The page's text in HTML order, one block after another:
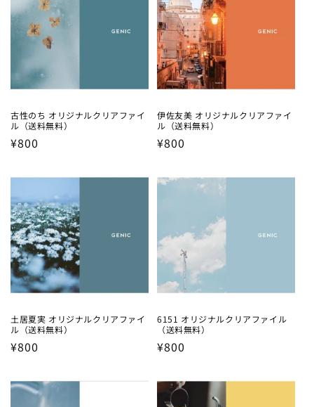
古性のち オリジナルクリアファイ
ル（送料無料）
Regular
¥800
伊佐友美 オリジナルクリアファイ
ル（送料無料）
Regular
¥800
土居夏実 オリジナルクリアファイ
ル（送料無料）
Regular
¥800
6151 オリジナルクリアファイル
（送料無料）
Regular
¥800